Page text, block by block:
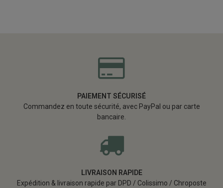
PAIEMENT SÉCURISÉ
Commandez en toute sécurité, avec PayPal ou par carte
bancaire.
LIVRAISON RAPIDE
Expédition & livraison rapide par DPD / Colissimo / Chroposte